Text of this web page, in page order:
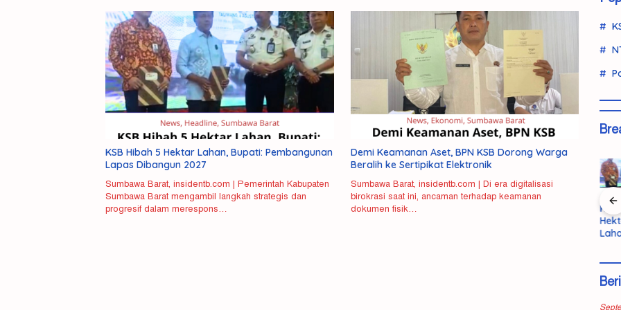
KSB Hibah 5 Hektar Lahan, Bupati: Pembangunan
Lapas Dibangun 2027
Sumbawa Barat, insidentb.com | Pemerintah Kabupaten
Sumbawa Barat mengambil langkah strategis dan
progresif dalam merespons…
Demi Keamanan Aset, BPN KSB Dorong Warga
Beralih ke Sertipikat Elektronik
Sumbawa Barat, insidentb.com | Di era digitalisasi
birokrasi saat ini, ancaman terhadap keamanan
dokumen fisik…
Polisi Ringkus